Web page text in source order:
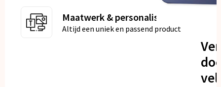
Maatwerk & personalisatie
Altijd een uniek en passend product